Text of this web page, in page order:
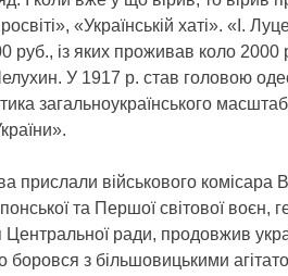
«Українській хаті». «І.
руб., із яких проживав коло
У 1917 р. став головою
загальноукраїнського
прислали військового
та Першої світової воєн,
ради, продовжив
боровся з більшовицькими